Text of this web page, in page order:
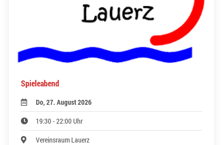
Spieleabend
Do, 27. August 2026
19:30 - 22:00 Uhr
Vereinsraum Lauerz